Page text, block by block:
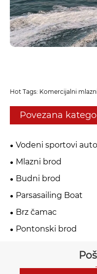
Hot Tags: Komercijalni
Povezana
Vodeni sportovi
Mlazni brod
Budni brod
Parsasailing Boat
Brz čamac
Pontonski brod